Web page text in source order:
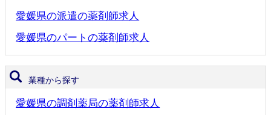
愛媛県の派遣の薬剤師求人
愛媛県のパートの薬剤師求人
業種から探す
愛媛県の調剤薬局の薬剤師求人